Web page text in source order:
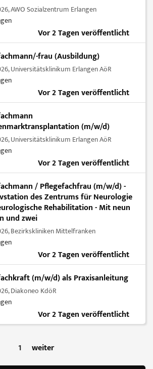
AWO Sozialzentrum Erlangen
Vor 2 Tagen veröffentlicht
frau (Ausbildung)
Universitätsklinikum Erlangen AöR
Vor 2 Tagen veröffentlicht
(m/w/d)
Universitätsklinikum Erlangen AöR
Vor 2 Tagen veröffentlicht
/ Pflegefachfrau (m/w/d) -
des Zentrums für Neurologie
Rehabilitation - Mit neun
und zwei
Bezirkskliniken Mittelfranken
Vor 2 Tagen veröffentlicht
(m/w/d) als Praxisanleitung
Diakoneo KdöR
Vor 2 Tagen veröffentlicht
1 weiter